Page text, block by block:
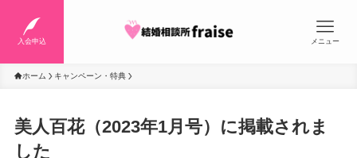
入会申込 メニュー
ホーム キャンペーン・特典
美人百花（2023年1月号）に掲載されま
した